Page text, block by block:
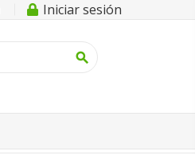
Iniciar sesión
search